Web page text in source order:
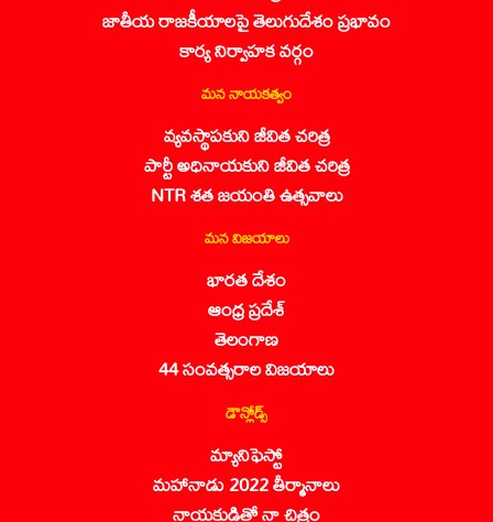
జాతీయ రాజకీయాలపై తెలుగుదేశం ప్రభావం
కార్య నిర్వాహక వర్గం
మన నాయకత్వం
వ్యవస్థాపకుని జీవిత చరిత్ర
పార్టీ అధినాయకుని జీవిత చరిత్ర
NTR శత జయంతి ఉత్సవాలు
మన విజయాలు
భారత దేశం
ఆంధ్ర ప్రదేశ్
తెలంగాణ
44 సంవత్సరాల విజయాలు
డౌన్లోడ్స్
మ్యానిఫెస్టో
మహానాడు 2022 తీర్మానాలు
నాయకుడితో నా చిత్రం